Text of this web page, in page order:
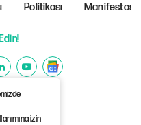
izin
Politikası
Manifestosu